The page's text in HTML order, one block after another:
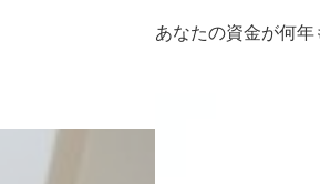
あなたの資金が何年